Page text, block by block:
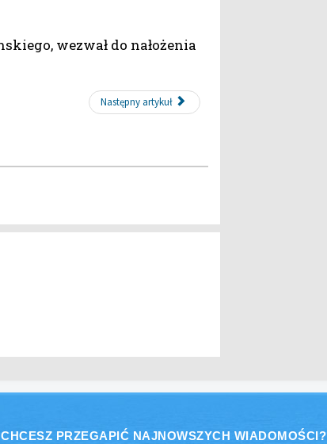
wezwał do nałożenia
Następny artykuł
PRZEGAPIĆ NAJNOWSZYCH WIADOMOŚCI?